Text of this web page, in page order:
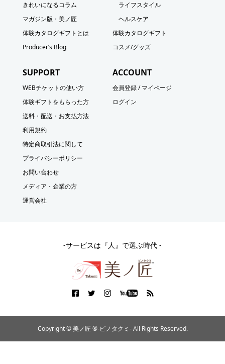
きれいになるコラム
マガジン版・美ノ匠
体験カタログギフトとは
Producer’s Blog
ライフスタイル
ヘルスケア
体験カタログギフト
コスメ/グッズ
SUPPORT
WEBチケットの使い方
体験ギフトをもらった方
送料・配送・お支払方法
利用規約
特定商取引法に関して
プライバシーポリシー
お問い合わせ
メディア・企業の方
運営会社
ACCOUNT
会員登録 / マイページ
ログイン
-サービスは『人』で選ぶ時代 -
Copyright © 美ノ匠 ®︎-ビノタクミ- All Rights Reserved.